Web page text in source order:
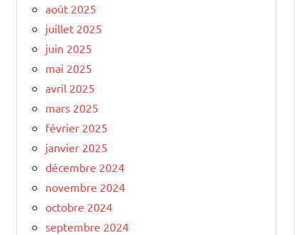
août 2025
juillet 2025
juin 2025
mai 2025
avril 2025
mars 2025
février 2025
janvier 2025
décembre 2024
novembre 2024
octobre 2024
septembre 2024